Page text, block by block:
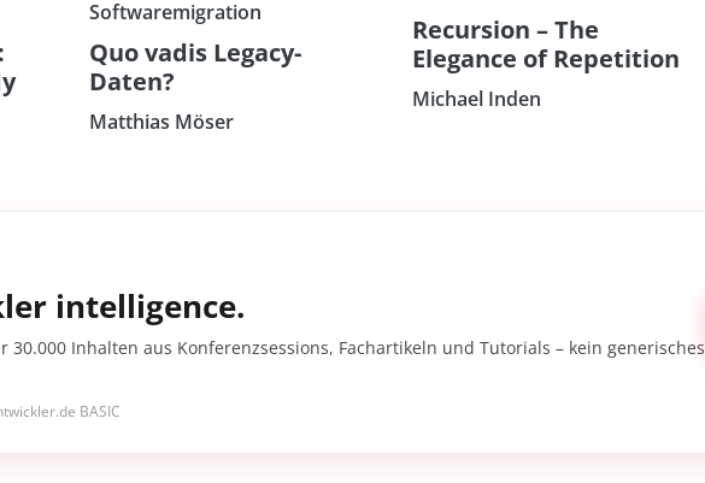
Softwaremigration
Quo vadis Legacy-
Daten?
Matthias Möser
Recursion – The
Elegance of Repetition
Michael Inden
intelligence.
30.000 Inhalten aus Konferenzsessions, Fachartikeln und Tutorials – kein generisches
BASIC